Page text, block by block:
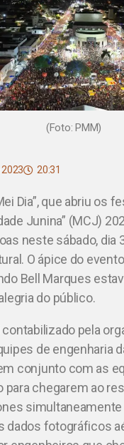
(Foto: PMM)
2023 20:31
Dia”, que abriu os
Junina” (MCJ)
neste sábado, dia
O ápice do
Bell Marques
do público.
pela
de engenharia
conjunto com as
para chegarem ao
simultaneamente
dados fotográficos